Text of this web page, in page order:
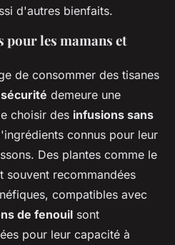
d'autres bienfaits.
les mamans et
de consommer des tisanes
sécurité demeure une
choisir des infusions sans
connus pour leur
Des plantes comme le
recommandées
compatibles avec
de fenouil sont
pour leur capacité à